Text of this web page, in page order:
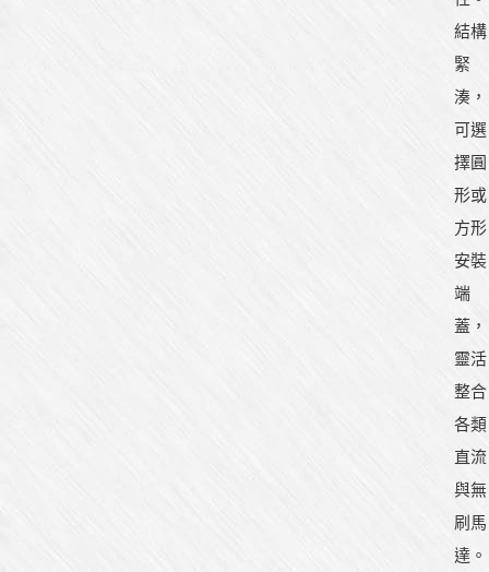
結構
緊
湊，
可選
擇圓
形或
方形
安裝
端
蓋，
靈活
整合
各類
直流
與無
刷馬
達。